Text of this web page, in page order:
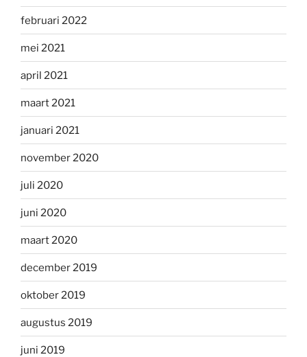
februari 2022
mei 2021
april 2021
maart 2021
januari 2021
november 2020
juli 2020
juni 2020
maart 2020
december 2019
oktober 2019
augustus 2019
juni 2019